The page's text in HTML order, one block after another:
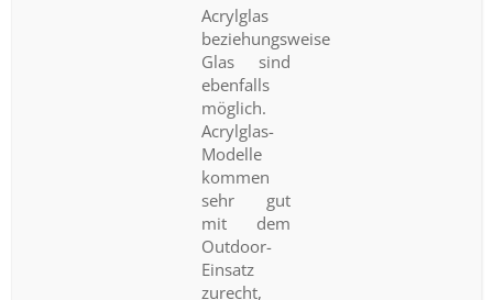
Acrylglas
beziehungsweise
Glas sind
ebenfalls
möglich.
Acrylglas-
Modelle
kommen
sehr gut
mit dem
Outdoor-
Einsatz
zurecht,